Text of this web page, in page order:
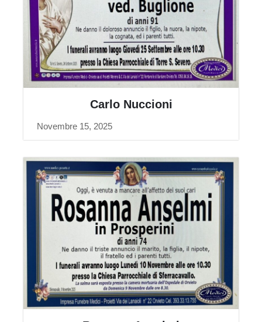
Carlo Nuccioni
Novembre 15, 2025